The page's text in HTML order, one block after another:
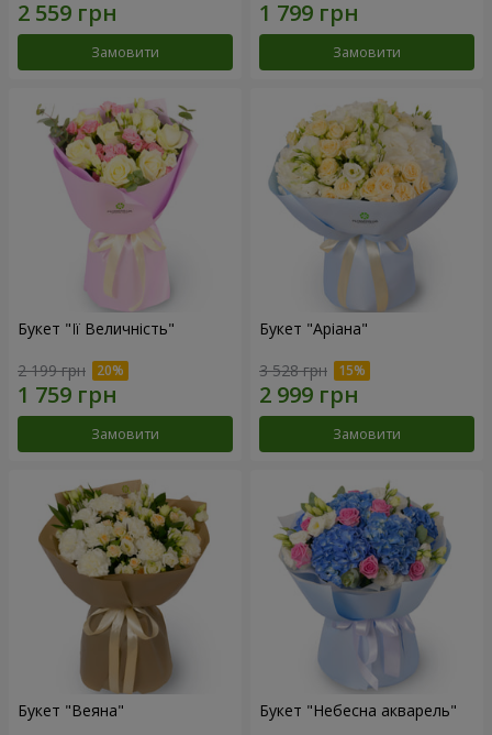
Замовити Замовити
Букет "Її Величність"
2 199 грн
Замовити
Букет "Аріана"
3 528 грн
Замовити
Букет "Веяна" Букет "Небесна акварель"